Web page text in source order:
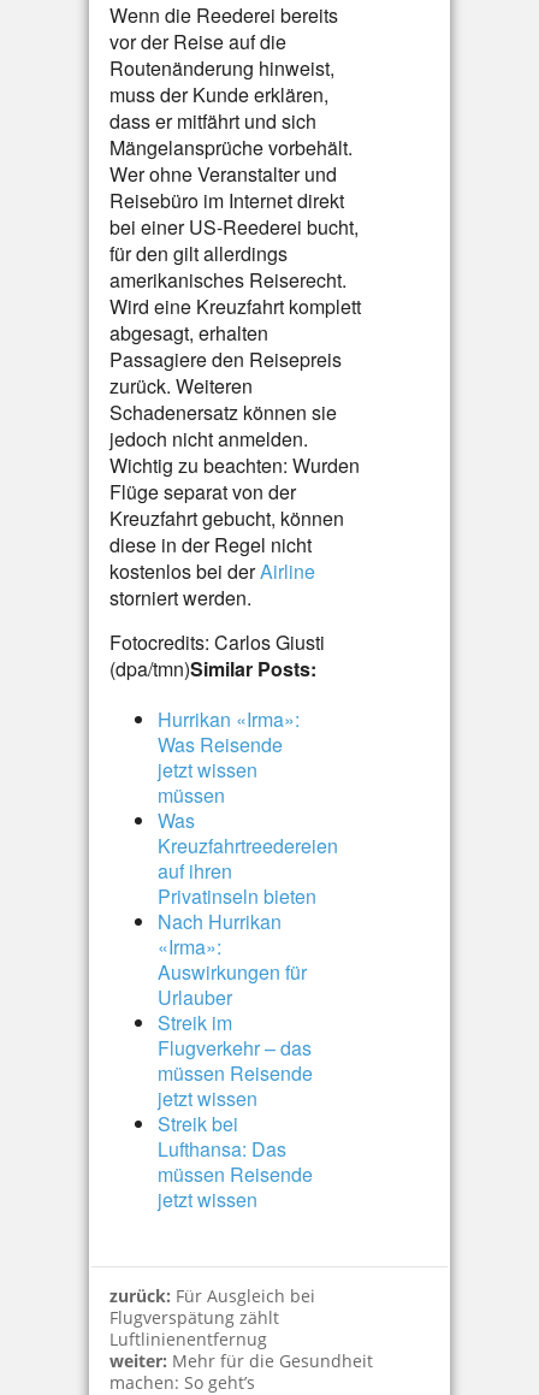
Wenn die Reederei bereits
vor der Reise auf die
Routenänderung hinweist,
muss der Kunde erklären,
dass er mitfährt und sich
Mängelansprüche vorbehält.
Wer ohne Veranstalter und
Reisebüro im Internet direkt
bei einer US-Reederei bucht,
für den gilt allerdings
amerikanisches Reiserecht.
Wird eine Kreuzfahrt komplett
abgesagt, erhalten
Passagiere den Reisepreis
zurück. Weiteren
Schadenersatz können sie
jedoch nicht anmelden.
Wichtig zu beachten: Wurden
Flüge separat von der
Kreuzfahrt gebucht, können
diese in der Regel nicht
kostenlos bei derAirline
storniert werden.
Fotocredits: Carlos Giusti
(dpa/tmn)Similar Posts:
Hurrikan «Irma»:
Was Reisende
jetzt wissen
müssen
Was
Kreuzfahrtreedereien
auf ihren
Privatinseln bieten
Nach Hurrikan
«Irma»:
Auswirkungen für
Urlauber
Streik im
Flugverkehr – das
müssen Reisende
jetzt wissen
Streik bei
Lufthansa: Das
müssen Reisende
jetzt wissen
zurück: Für Ausgleich bei
Flugverspätung zählt
Luftlinienentfernug
weiter: Mehr für die Gesundheit
machen: So geht’s